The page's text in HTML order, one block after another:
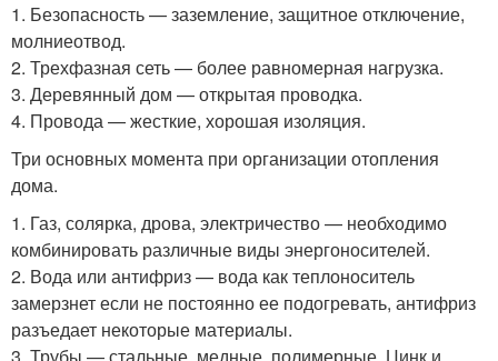
1. Безопасность — заземление, защитное отключение,
молниеотвод.
2. Трехфазная сеть — более равномерная нагрузка.
3. Деревянный дом — открытая проводка.
4. Провода — жесткие, хорошая изоляция.
Три основных момента при организации отопления
дома.
1. Газ, солярка, дрова, электричество — необходимо
комбинировать различные виды энергоносителей.
2. Вода или антифриз — вода как теплоноситель
замерзнет если не постоянно ее подогревать, антифриз
разъедает некоторые материалы.